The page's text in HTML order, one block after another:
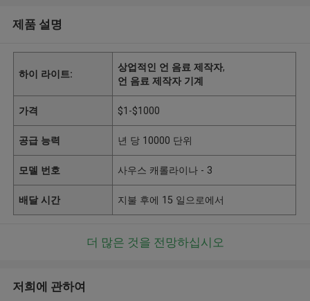
제품 설명
하이 라이트:
상업적인 언 음료 제작자,
언 음료 제작자 기계
가격 $1-$1000
공급 능력 년 당 10000 단위
모델 번호 사우스 캐롤라이나 - 3
배달 시간 지불 후에 15 일으로에서
더 많은 것을 전망하십시오
저희에 관하여